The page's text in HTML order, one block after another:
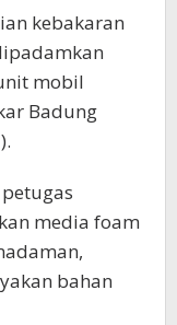
kebakaran
mobil
Badung
media foam
bahan